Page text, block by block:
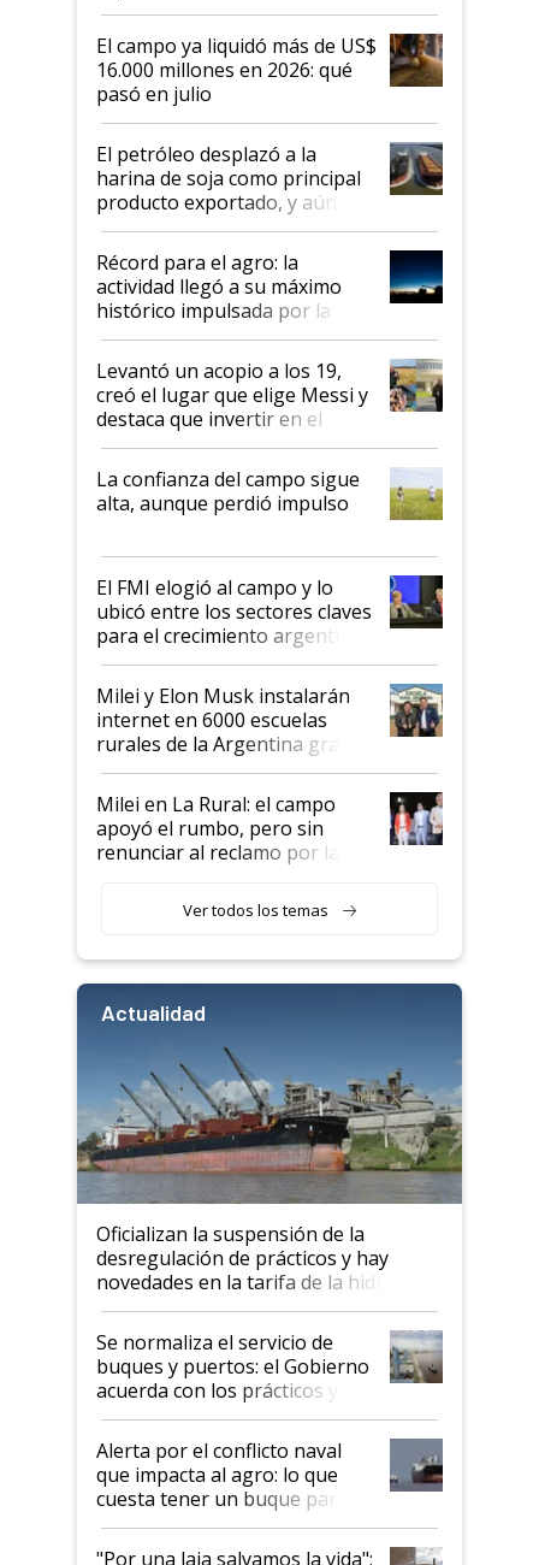
El campo ya liquidó más de US$
16.000 millones en 2026: qué
pasó en julio
El petróleo desplazó a la
harina de soja como principal
producto exportado, y aún así
el agro aportó casi seis de cada
diez dólares y sostuvo el
liderazgo en un semestre
récord
Récord para el agro: la
actividad llegó a su máximo
histórico impulsada por la
cosecha y las exportaciones
Levantó un acopio a los 19,
creó el lugar que elige Messi y
destaca que invertir en el
kirchnerismo era como "darle
plata a un hijo para droga":
Juan Félix Rossetti, el libertario
que de una dura crisis salió
de Milei
La confianza del campo sigue
alta, aunque perdió impulso
El FMI elogió al campo y lo
ubicó entre los sectores claves
para el crecimiento argentino
Milei y Elon Musk instalarán
internet en 6000 escuelas
rurales de la Argentina gracias
a un acuerdo con Starlink
Milei en La Rural: el campo
apoyó el rumbo, pero sin
renunciar al reclamo por las
Ver todos los temas
Actualidad
Oficializan la suspensión de la
desregulación de prácticos y hay
novedades en la tarifa de la hidrovía
Se normaliza el servicio de
buques y puertos: el Gobierno
acuerda con los prácticos y
suspende el decreto de
desregulación
Alerta por el conflicto naval
que impacta al agro: lo que
cuesta tener un buque parado
y el peligro de que Argentina
pase a ser "país sucio"
"Por una laja salvamos la vida":